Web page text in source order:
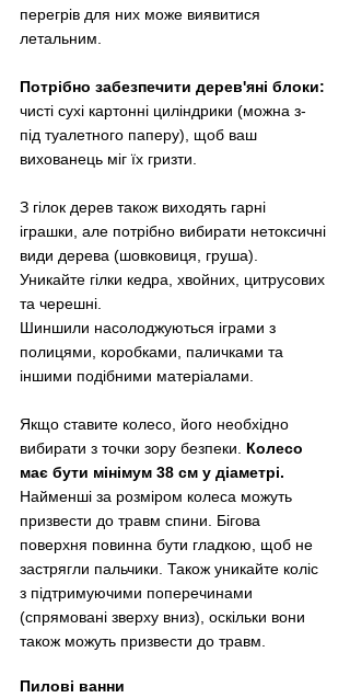
перегрів для них може виявитися
летальним.
Потрібно забезпечити дерев'яні блоки:
чисті сухі картонні циліндрики (можна з-
під туалетного паперу), щоб ваш
вихованець міг їх гризти.
З гілок дерев також виходять гарні
іграшки, але потрібно вибирати нетоксичні
види дерева (шовковиця, груша).
Уникайте гілки кедра, хвойних, цитрусових
та черешні.
Шиншили насолоджуються іграми з
полицями, коробками, паличками та
іншими подібними матеріалами.
Якщо ставите колесо, його необхідно
вибирати з точки зору безпеки. Колесо
має бути мінімум 38 см у діаметрі.
Найменші за розміром колеса можуть
призвести до травм спини. Бігова
поверхня повинна бути гладкою, щоб не
застрягли пальчики. Також уникайте коліс
з підтримуючими поперечинами
(спрямовані зверху вниз), оскільки вони
також можуть призвести до травм.
Пилові ванни